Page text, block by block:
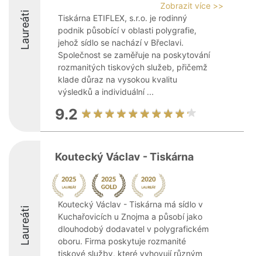
Laureáti
Zobrazit více >>
Tiskárna ETIFLEX, s.r.o. je rodinný
podnik působící v oblasti polygrafie,
jehož sídlo se nachází v Břeclavi.
Společnost se zaměřuje na poskytování
rozmanitých tiskových služeb, přičemž
klade důraz na vysokou kvalitu
výsledků a individuální ...
9.2
Laureáti
Koutecký Václav - Tiskárna
Koutecký Václav - Tiskárna má sídlo v
Kuchařovicích u Znojma a působí jako
dlouhodobý dodavatel v polygrafickém
oboru. Firma poskytuje rozmanité
tiskové služby, které vyhovují různým